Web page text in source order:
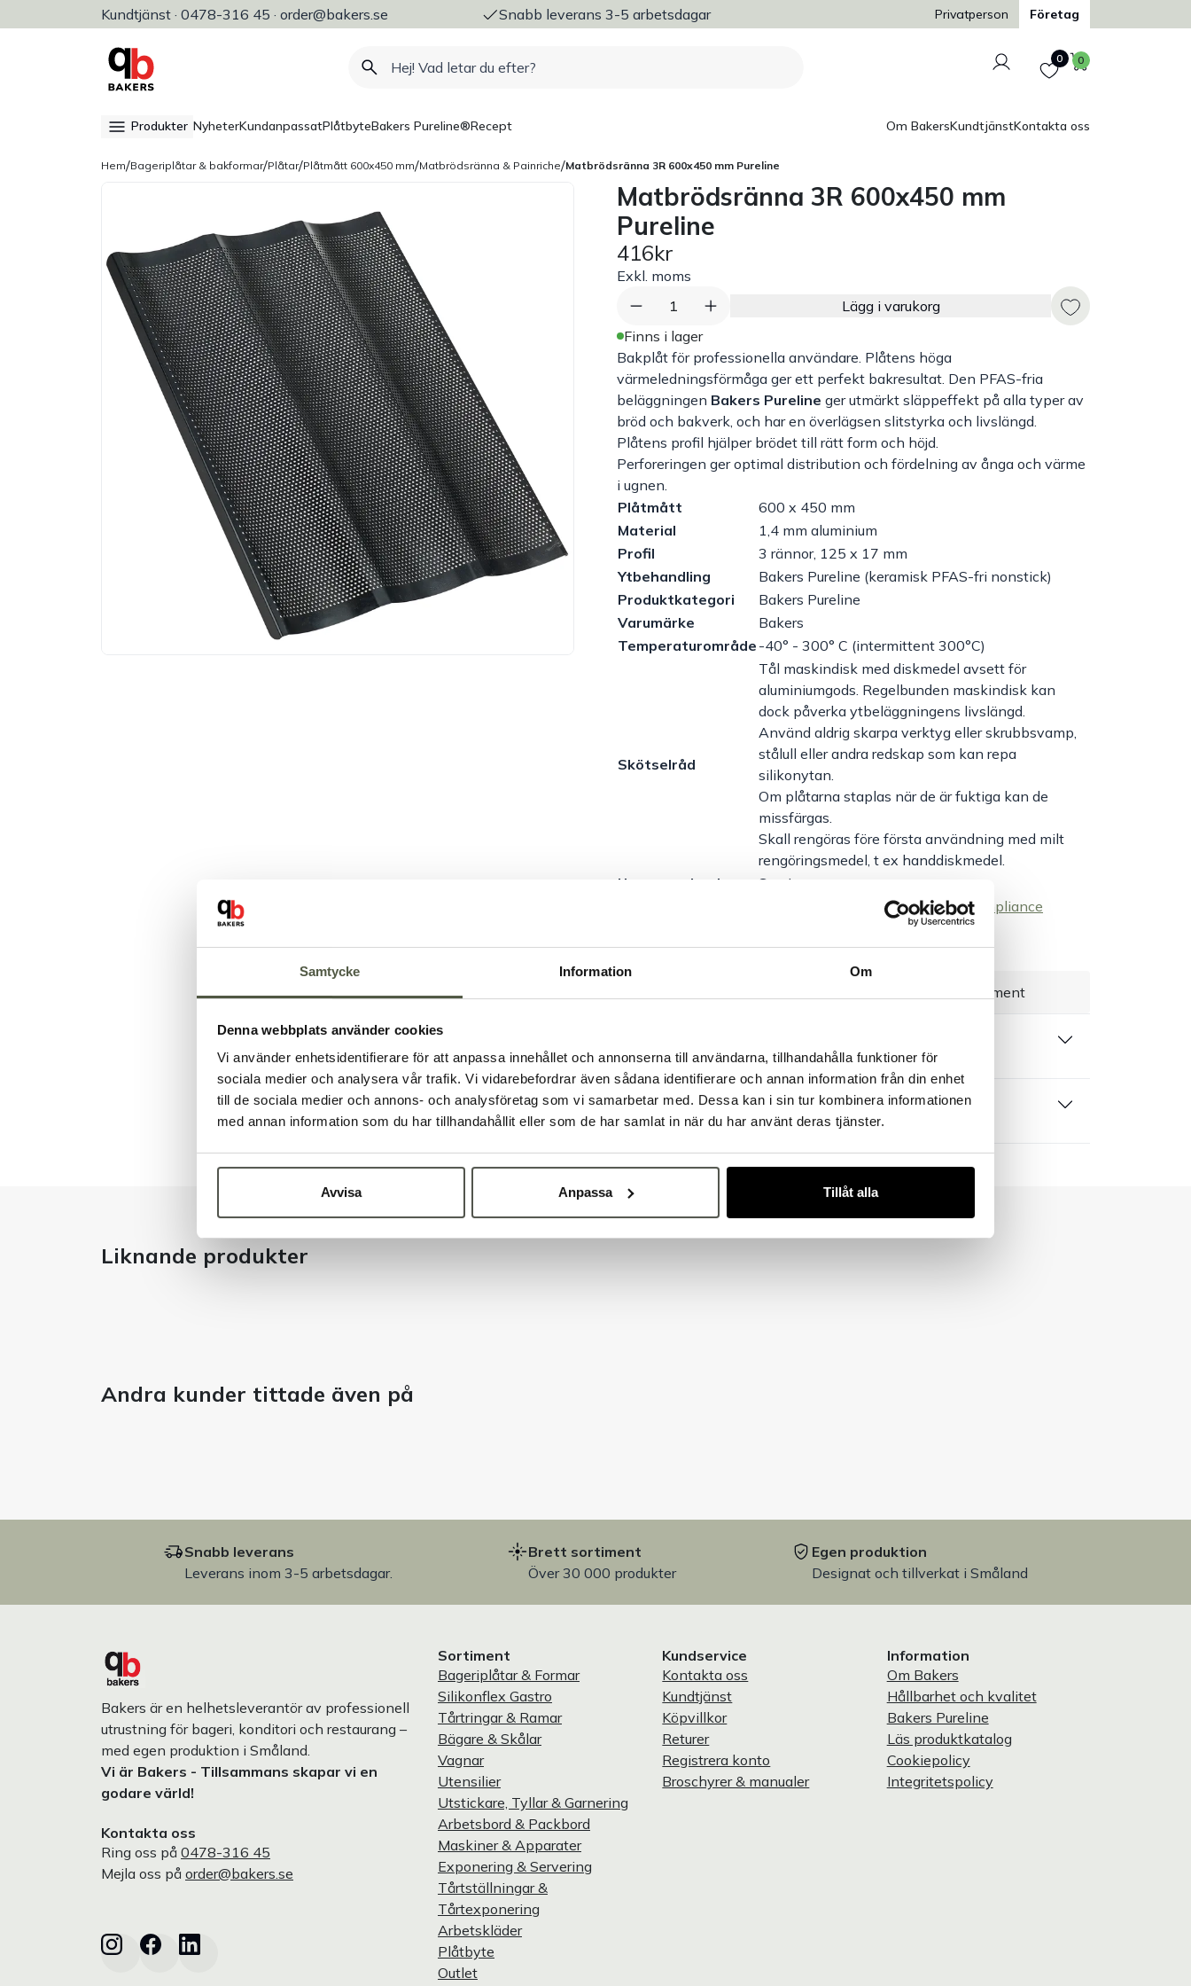
Samtycke Information Om
Denna webbplats använder cookies
Vi använder enhetsidentifierare för att anpassa innehållet och annonserna till användarna, tillhandahålla funktioner för
sociala medier och analysera vår trafik. Vi vidarebefordrar även sådana identifierare och annan information från din enhet
till de sociala medier och annons- och analysföretag som vi samarbetar med. Dessa kan i sin tur kombinera informationen
med annan information som du har tillhandahållit eller som de har samlat in när du har använt deras tjänster.
Avvisa Anpassa Tillåt alla
Kundtjänst · 0478-316 45 · order@bakers.se
Allt för bageri, konditori & restaurang Snabb leverans 3-5 arbetsdagar Trygg och säker betalning
Privatperson Företag
Logga in
Favoriter
0 Varukorg
0
Produkter NyheterKundanpassatPlåtbyteBakers Pureline®Recept Om BakersKundtjänstKontakta oss
Hem/Bageriplåtar & bakformar/Plåtar/Plåtmått 600x450 mm/Matbrödsränna & Painriche/Matbrödsränna 3R 600x450 mm Pureline
Matbrödsränna 3R 600x450 mm
Pureline
416kr
Exkl. moms
1
Lägg i varukorg
Finns i lager
Bakplåt för professionella användare. Plåtens höga
värmeledningsförmåga ger ett perfekt bakresultat. Den PFAS-fria
beläggningen Bakers Pureline ger utmärkt släppeffekt på alla typer av
bröd och bakverk, och har en överlägsen slitstyrka och livslängd.
Plåtens profil hjälper brödet till rätt form och höjd.
Perforeringen ger optimal distribution och fördelning av ånga och värme
i ugnen.
Plåtmått
600 x 450 mm
Material
1,4 mm aluminium
Profil
3 rännor, 125 x 17 mm
Ytbehandling
Bakers Pureline (keramisk PFAS-fri nonstick)
Produktkategori
Bakers Pureline
Varumärke
Bakers
Temperaturområde -40° - 300° C (intermittent 300°C)
Skötselråd
Tål maskindisk med diskmedel avsett för
aluminiumgods. Regelbunden maskindisk kan
dock påverka ytbeläggningens livslängd.
Använd aldrig skarpa verktyg eller skrubbsvamp,
stålull eller andra redskap som kan repa
silikonytan.
Om plåtarna staplas när de är fuktiga kan de
missfärgas.
Skall rengöras före första användning med milt
rengöringsmedel, t ex handdiskmedel.
Ursprungsland
Sverige
Livsmedelsintyg/Declaration of Compliance
Brett sortiment
Produktbeskrivning
Dokument & produktblad
Liknande produkter
Andra kunder tittade även på
Snabb leverans
Leverans inom 3-5 arbetsdagar.
Brett sortiment
Över 30 000 produkter
Egen produktion
Designat och tillverkat i Småland
Bakers är en helhetsleverantör av professionell
utrustning för bageri, konditori och restaurang –
med egen produktion i Småland.
Vi är Bakers - Tillsammans skapar vi en
godare värld!
Kontakta oss
Ring oss på 0478-316 45
Mejla oss på order@bakers.se
Sortiment
Bageriplåtar & Formar
Silikonflex Gastro
Tårtringar & Ramar
Bägare & Skålar
Vagnar
Utensilier
Utstickare, Tyllar & Garnering
Arbetsbord & Packbord
Maskiner & Apparater
Exponering & Servering
Tårtställningar &
Tårtexponering
Arbetskläder
Plåtbyte
Outlet
Kundservice
Kontakta oss
Kundtjänst
Köpvillkor
Returer
Registrera konto
Broschyrer & manualer
Information
Om Bakers
Hållbarhet och kvalitet
Bakers Pureline
Läs produktkatalog
Cookiepolicy
Integritetspolicy
Välkommen till Bakers!
Handlar du som företag eller privatperson?
Fortsätt som privatperson
Fortsätt som företag